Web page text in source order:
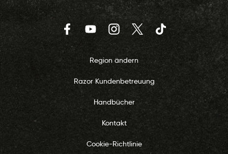
FacebookYouTubeInstagram
Twitter TikTok
Region ändern
Razor Kundenbetreuung
Handbücher
Kontakt
Cookie-Richtlinie